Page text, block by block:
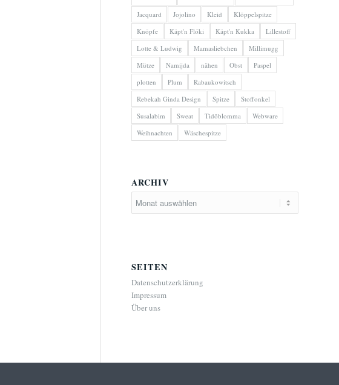
Jacquard
Jojolino Kleid
Klöppelspitze
Knöpfe
Käpt'n Flóki Käpt'n Kukka
Lillestoff
Lotte & Ludwig
Mamasliebchen
Millimugg
Mütze
Namijda nähen Obst
Paspel
plotten
Plum
Rabaukowitsch
Rebekah Ginda Design
Spitze
Stoffonkel
Susalabim
Sweat Tidöblomma
Webware
Weihnachten
Wäschespitze
ARCHIV
SEITEN
Datenschutzerklärung
Impressum
Über uns